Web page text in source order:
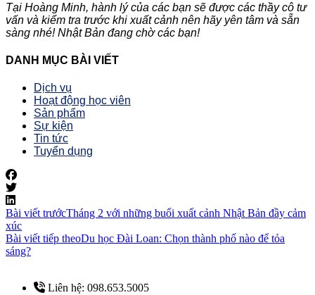
Tại Hoàng Minh, hành lý của các bạn sẽ được các thầy cô tư
vấn và kiểm tra trước khi xuất cảnh nên hãy yên tâm và sẵn
sàng nhé! Nhật Bản đang chờ các bạn!
DANH MỤC BÀI VIẾT
Dịch vụ
Hoạt động học viên
Sản phẩm
Sự kiện
Tin tức
Tuyển dụng
Bài viết trướcTháng 2 với những buổi xuất cảnh Nhật Bản đầy cảm
xúc
Bài viết tiếp theoDu học Đài Loan: Chọn thành phố nào để tỏa
sáng?
Liên hệ: 098.653.5005